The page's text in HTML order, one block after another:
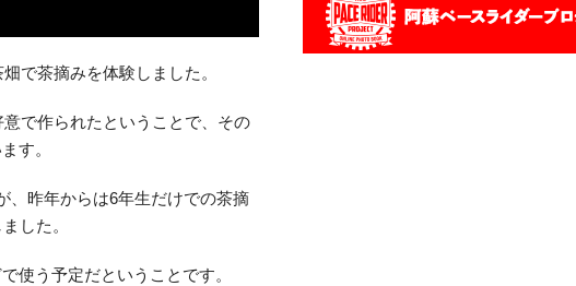
で茶摘みを体験しました。
で作られたということで、その
す。
、昨年からは6年生だけでの茶摘
した。
使う予定だということです。